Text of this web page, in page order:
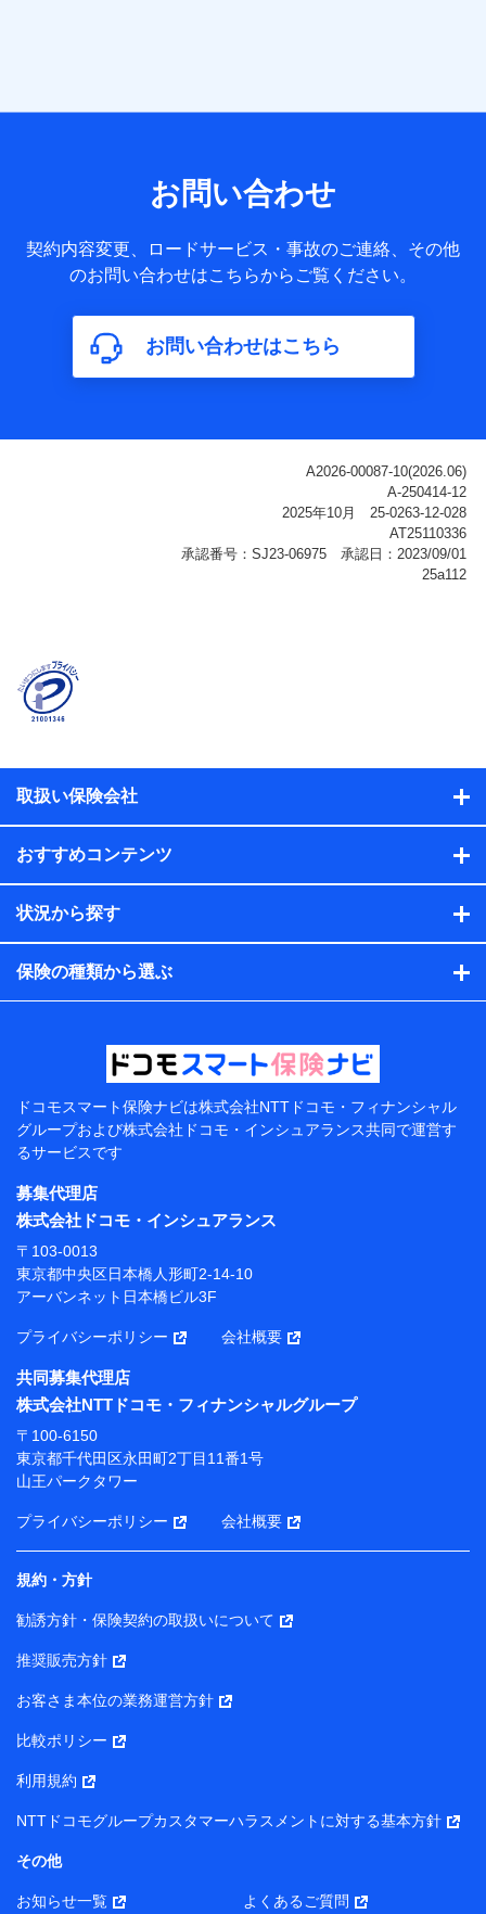
サービス提供等を通じて取得した、以下の情報などの個人デ
基本情報
氏名、電話番号、メールアドレス、お客さまの識別子、
属性、連絡先、dポイントサービスのご利用に関する情
構成、住所、dポイント残高、dポイント利用履歴などが
含まれます。
利用情報
ご契約状態・ご利用履歴インターネット利用時の行動に
関する情報、アプリケーション利用時の行動に関する情
報、購入されたサービスや商品の名称・購入場所・決済
に関する情報、アンケートの回答に関する情報などが含
名、住所、生年月日、性別、保険契約者と被保険者の関
係、保険加入の目的、保険商品の内容、保険料、保険料
のお支払方法、車のメーカーや走行距離などの情報、建
ル内容や送信履歴の情報及び保険の更改案内等を提供し
保険契約情報
当社または株式会社NTTドコモ・フィナンシャルグルー
プが取得し、又は保有する保険契約に関する情報。例と
して、保険契約者及び被保険者の氏名、住所、生年月
日、性別、保険契約者と被保険者の関係、保険加入の目
的、保険商品の内容、保険料、保険料のお支払方法、車
のメーカーや走行距離などの情報、建物の構造や築年数
などの情報、ペットの種類や年齢などの情報などが含ま
提供当事者から受領当事者が個人データを取得する方法
電子的・電磁的方法等
【共同して利用する者の範囲】
当社
株式会社NTTドコモ・フィナンシャルグループ
【利用目的】
当社または株式会社NTTドコモ・フィナンシャルグルー
プが提供する保険関連サービスにおけるユーザー登録受
付および管理のため
当社または株式会社NTTドコモ・フィナンシャルグルー
携会社の保険その他に関する情報を提供するため、また
維持管理等の委託業務遂行のため、またそれらに付帯、
関連する当社または株式会社NTTドコモ・フィナンシャ
ルグループおよび提携会社のサービスを案内、提供する
ため
（各サービスで取得したサービス利用履歴、ウェブサイ
トの閲覧履歴、購買履歴、ご契約内容等のパーソナルデ
ータを分析して、お客さまの趣味・嗜好・傾向に応じた
サービス・商品等に関するご提案や広告の配信等を行う
ことがあります。）
各種セミナーの開催のため
コンサルティングサービスの実施のため
アンケートやキャンペーン等の実施のため
上記に係る案内・手続き・管理等付帯業務を行うため
所・代表者名】
り）
株式会社NTTドコモ・フィナンシャルグループ 代表取締役
社長 廣井 孝史
東京都中央区日本橋人形町2-14-10 アーバンネット日本橋
株式会社ドコモ・インシュアランス 代表取締役社長 吉
お問い合わせ
契約内容変更、ロードサービス・事故のご連絡、その他
のお問い合わせはこちらからご覧ください。
お問い合わせはこちら
取扱い保険会社
おすすめコンテンツ
状況から探す
保険の種類から選ぶ
ドコモスマート保険ナビは株式会社NTTドコモ・フィナンシャル
グループおよび株式会社ドコモ・インシュアランス共同で運営す
るサービスです
募集代理店
株式会社ドコモ・インシュアランス
〒103-0013
東京都中央区日本橋人形町2-14-10
アーバンネット日本橋ビル3F
プライバシーポリシー 会社概要
共同募集代理店
株式会社NTTドコモ・フィナンシャルグループ
〒100-6150
東京都千代田区永田町2丁目11番1号
山王パークタワー
プライバシーポリシー 会社概要
規約・方針
勧誘方針・保険契約の取扱いについて
推奨販売方針
お客さま本位の業務運営方針
比較ポリシー
利用規約
NTTドコモグループカスタマーハラスメントに対する基本方針
その他
お知らせ一覧 よくあるご質問